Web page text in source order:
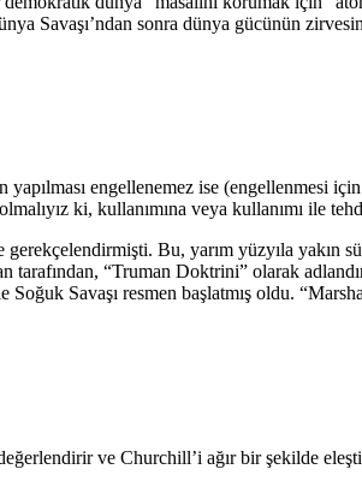
Savaşı’ndan sonra dünya gücünün
engellenemez ise (engellenmesi
ki, kullanımına veya kullanımı ile
Bu, yarım yüzyıla yakın
“Truman Doktrini” olarak
Savaşı resmen başlatmış oldu.
ve Churchill’i ağır bir şekilde